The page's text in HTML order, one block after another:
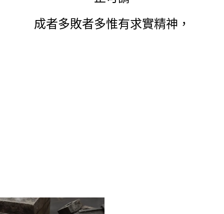
成者多敗者多惟有求實精神，